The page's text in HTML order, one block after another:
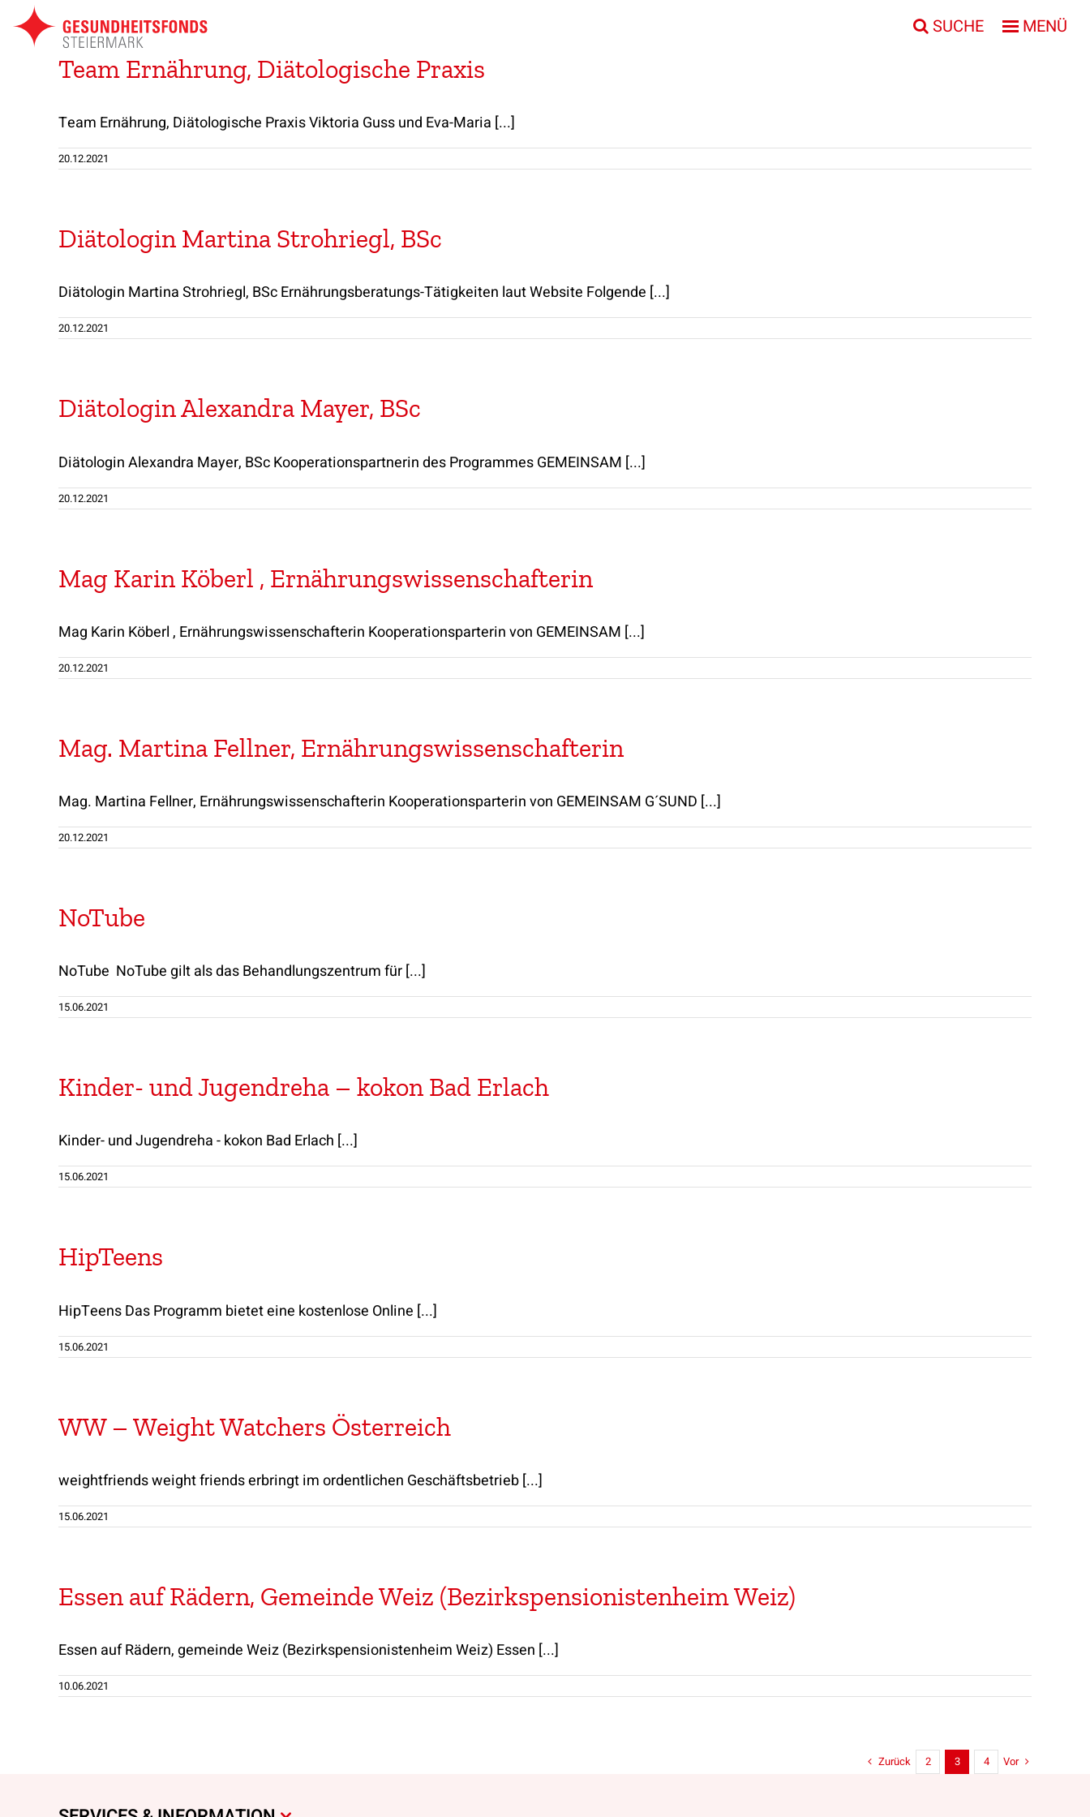
Inhalt
springen
SUCHE MENÜ
Team Ernährung, Diätologische Praxis
Team Ernährung, Diätologische Praxis Viktoria Guss und Eva-Maria [...]
20.12.2021
Diätologin Martina Strohriegl, BSc
Diätologin Martina Strohriegl, BSc Ernährungsberatungs-Tätigkeiten laut Website Folgende [...]
20.12.2021
Diätologin Alexandra Mayer, BSc
Diätologin Alexandra Mayer, BSc Kooperationspartnerin des Programmes GEMEINSAM [...]
20.12.2021
Mag Karin Köberl , Ernährungswissenschafterin
Mag Karin Köberl , Ernährungswissenschafterin Kooperationsparterin von GEMEINSAM [...]
20.12.2021
Mag. Martina Fellner, Ernährungswissenschafterin
Mag. Martina Fellner, Ernährungswissenschafterin Kooperationsparterin von GEMEINSAM G´SUND [...]
20.12.2021
NoTube
NoTube NoTube gilt als das Behandlungszentrum für [...]
15.06.2021
Kinder- und Jugendreha – kokon Bad Erlach
Kinder- und Jugendreha - kokon Bad Erlach [...]
15.06.2021
HipTeens
HipTeens Das Programm bietet eine kostenlose Online [...]
15.06.2021
WW – Weight Watchers Österreich
weightfriends weight friends erbringt im ordentlichen Geschäftsbetrieb [...]
15.06.2021
Essen auf Rädern, Gemeinde Weiz (Bezirkspensionistenheim Weiz)
Essen auf Rädern, gemeinde Weiz (Bezirkspensionistenheim Weiz) Essen [...]
10.06.2021
Zurück 2 3 4 Vor